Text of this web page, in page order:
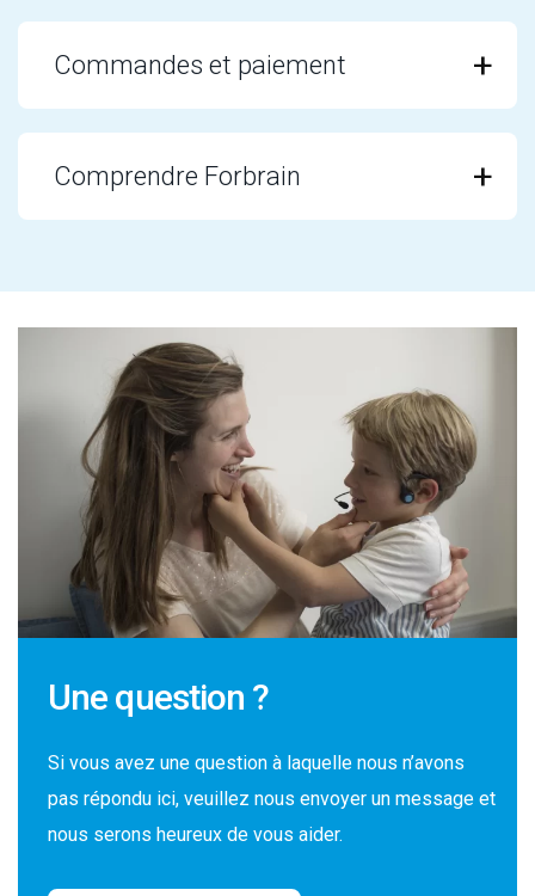
Commandes et paiement
Comprendre Forbrain
Une question ?
Si vous avez une question à laquelle nous n’avons
pas répondu ici, veuillez nous envoyer un message et
nous serons heureux de vous aider.